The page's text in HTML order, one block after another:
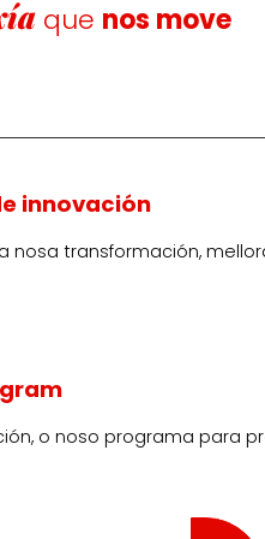
que nos move
innovación
a nosa transformación,
o noso programa para
datos